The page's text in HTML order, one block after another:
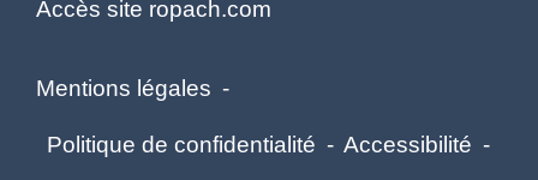
Accès site ropach.com
Mentions légales -
Politique de confidentialité - Accessibilité -